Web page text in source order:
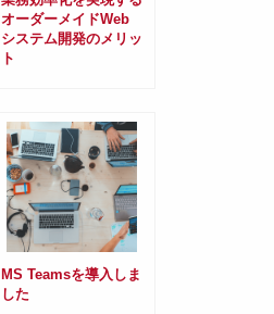
オーダーメイドWeb
システム開発のメリッ
ト
MS Teamsを導入しま
した